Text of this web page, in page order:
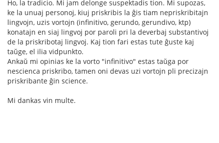
Ho, la tradicio. Mi jam delonge suspektadis tion. Mi supozas,
ke la unuaj personoj, kiuj priskribis la ĝis tiam nepriskribitajn
lingvojn, uzis vortojn (infinitivo, gerundo, gerundivo, ktp)
konatajn en siaj lingvoj por paroli pri la deverbaj substantivoj
de la priskribotaj lingvoj. Kaj tion fari estas tute ĝuste kaj
taŭge, el ilia vidpunkto.
Ankaŭ mi opinias ke la vorto "infinitivo" estas taŭga por
nescienca priskribo, tamen oni devas uzi vortojn pli precizajn
priskribante ĝin science.
Mi dankas vin multe.